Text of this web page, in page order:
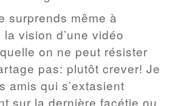
surprends même à
vision d’une vidéo
on ne peut résister
pas: plutôt crever! Je
amis qui s’extasient
sur la dernière facétie ou